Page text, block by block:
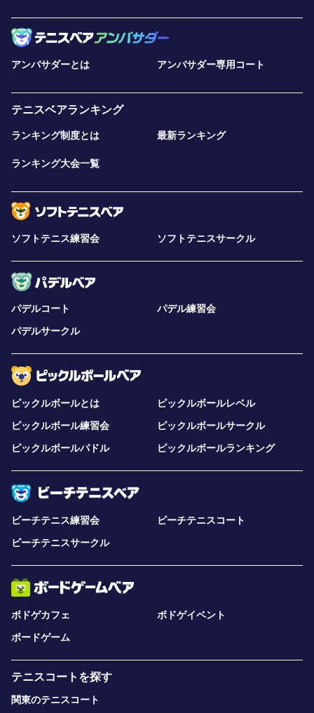
アンバサダーとは アンバサダー専用コート
テニスベアランキング
ランキング制度とは 最新ランキング
ランキング大会一覧
ソフトテニス練習会 ソフトテニスサークル
パデルコート
パデル練習会
パデルサークル
ピックルボールとは
ピックルボールレベル
ピックルボール練習会
ピックルボールサークル
ピックルボールパドル
ピックルボールランキング
ビーチテニス練習会
ビーチテニスコート
ビーチテニスサークル
ボドゲカフェ
ボドゲイベント
ボードゲーム
テニスコートを探す
関東のテニスコート